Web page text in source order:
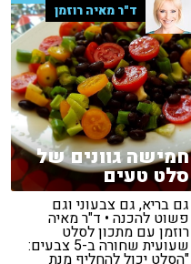
ד"ר מאיה רוזמן
חמישה גוונים של
סלט טעים
גם בריא, גם צבעוני וגם
פשוט להכנה • ד"ר מאיה
רוזמן עם מתכון לסלט
שעועית שחורה ב-5 צבעים: